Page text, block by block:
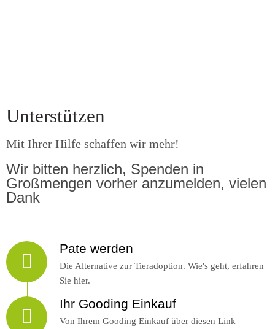
Unterstützen
Mit Ihrer Hilfe schaffen wir mehr!
Wir bitten herzlich, Spenden in
Großmengen vorher anzumelden, vielen
Dank
Pate werden
Die Alternative zur Tieradoption. Wie's geht, erfahren
Sie hier.
Ihr Gooding Einkauf
Von Ihrem Gooding Einkauf über diesen Link